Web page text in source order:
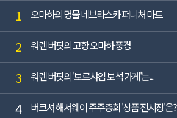
1 오마하의 명물 네브라스카 퍼니처 마트
2 워렌 버핏의 고향 오마하 풍경
3 워렌 버핏의 '보르샤임 보석 가게'는...
4 버크셔 해서웨이 주주총회 '상품 전시장'은?